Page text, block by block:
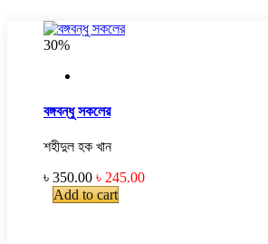
30%
বঙ্গবন্ধু সকলের
শহীদুল হক খান
৳ 350.00 ৳ 245.00
Add to cart